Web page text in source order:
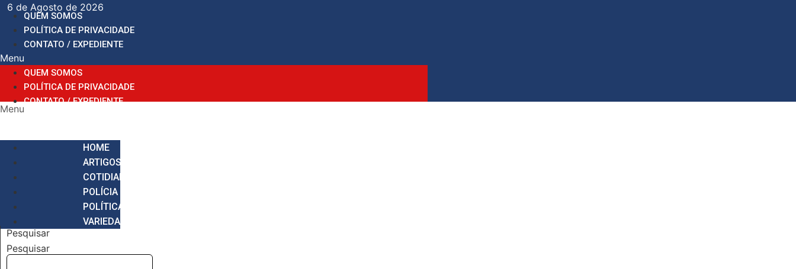
para
conteúdo
6 de Agosto de 2026
QUEM SOMOS
POLÍTICA DE PRIVACIDADE
CONTATO / EXPEDIENTE
Menu
QUEM SOMOS
POLÍTICA DE PRIVACIDADE
CONTATO / EXPEDIENTE
Menu
HOME
ARTIGOS
COTIDIANO
POLÍCIA
POLÍTICA
VARIEDADES
Pesquisar
Pesquisar